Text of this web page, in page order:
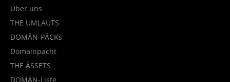
Über uns
THE UMLAUTS
DOMÄN-PÄCKs
Domainpacht
THE ÄSSETS
DOMÄN-Liste